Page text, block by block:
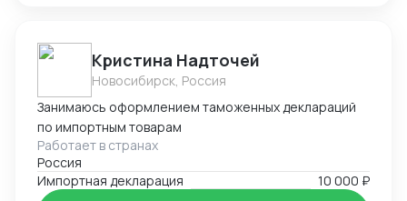
продукции.Кристина Надточей
Новосибирск, Россия
Занимаюсь оформлением таможенных деклараций
по импортным товарам
Работает в странах
Россия
Импортная декларация
10 000 ₽